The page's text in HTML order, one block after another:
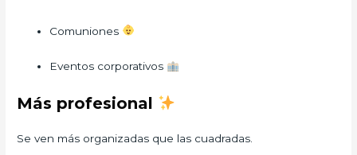
Comuniones
Eventos corporativos
Más profesional
Se ven más organizadas que las cuadradas.